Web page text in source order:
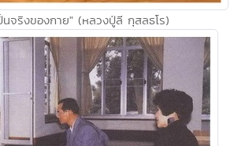
นจริงของกาย" (หลวงปู่ลี กุสลธโร)